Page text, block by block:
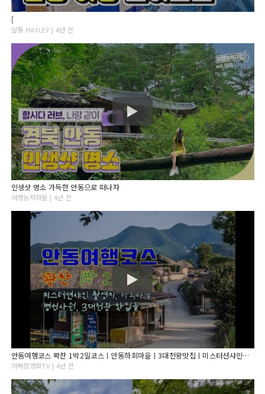
[
달통 HAYLEY | 4년 전
인생샷 명소 가득한 안동으로 떠나자
여행능력자들 | 4년 전
안동여행코스 꽉찬 1박2일코스ㅣ안동하회마을ㅣ3대천왕맛집ㅣ미스터션샤인촬영지ㅣ군자마을
아빠정영화TV | 4년 전